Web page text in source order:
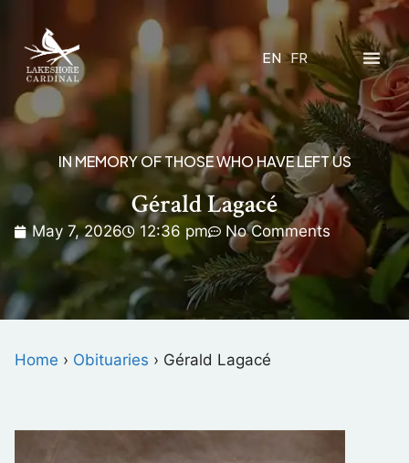
EN FR
IN MEMORY OF THOSE WHO HAVE LEFT US
Gérald Lagacé
May 7, 2026 12:36 pm No Comments
Home › Obituaries › Gérald Lagacé